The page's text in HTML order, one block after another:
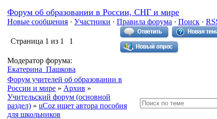
Форум об образовании в России, СНГ и мире
Новые сообщения · Участники · Правила форума · Поиск ·
Страница 1 из 1 1
Модератор форума:
Екатерина_Пашкова
Форум учителей об образовании в
России и мире » Архив »
Учительский форум (основной
раздел) » uCoz ищет автора пособия
для школьников